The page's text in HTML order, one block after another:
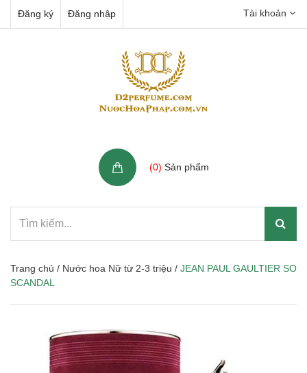
Đăng ký Đăng nhập Tài khoản
(0) Sản phẩm
Trang chủ / Nước hoa Nữ từ 2-3 triệu / JEAN PAUL GAULTIER SO
SCANDAL